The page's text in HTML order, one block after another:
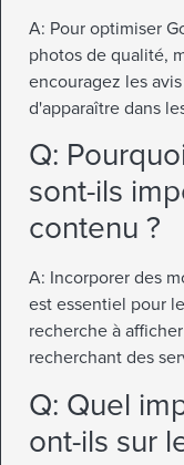
A: Pour optimiser
photos de qualité,
encouragez les
d'apparaître dans
Q:
sont-ils
contenu ?
A: Incorporer des
est essentiel pour
recherche à
recherchant des
Q: Quel
ont-ils sur